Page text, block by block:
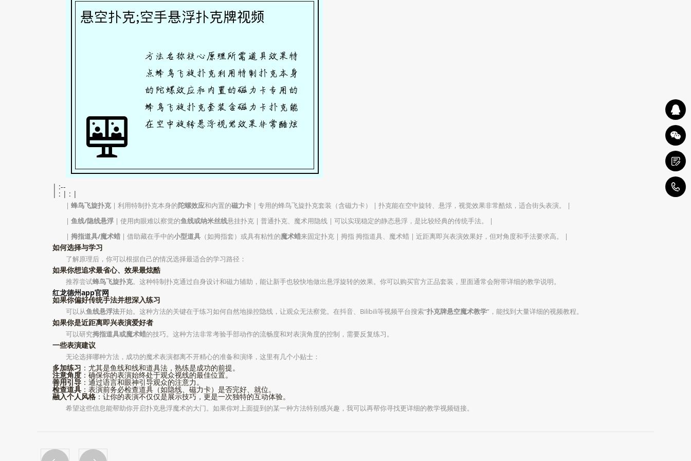
| :--
| : | : |
| 蜂鸟飞旋扑克 | 利用特制扑克本身的陀螺效应和内置的磁力卡 | 专用的蜂鸟飞旋扑克套装（含磁力卡） | 扑克能在空中旋转、悬浮，视觉效果非常酷炫，适合街头表演。 |
| 鱼线/隐线悬浮 | 使用肉眼难以察觉的鱼线或纳米丝线悬挂扑克 | 普通扑克、魔术用隐线 | 可以实现稳定的静态悬浮，是比较经典的传统手法。 |
| 拇指道具/魔术蜡 | 借助藏在手中的小型道具 （如拇指套）或具有粘性的魔术蜡来固定扑克 | 拇指 拇指道具、魔术蜡 | 近距离即兴表演效果好，但对角度和手法要求高。 |
如何选择与学习
了解原理后，你可以根据自己的情况选择最适合的学习路径：
如果你想追求最省心、效果最炫酷
推荐尝试蜂鸟飞旋扑克。这种特制扑克通过自身设计和磁力辅助，能让新手也较快地做出悬浮旋转的效果。你可以购买官方正品套装，里面通常会附带详细的教学说明。
红龙德州app官网
如果你偏好传统手法并想深入练习
可以从鱼线悬浮法开始。这种方法的关键在于练习如何自然地操控隐线，让观众无法察觉。在抖音、Bilibili等视频平台搜索“扑克牌悬空魔术教学”，能找到大量详细的视频教程。
如果你是近距离即兴表演爱好者
可以研究拇指道具或魔术蜡的技巧。这种方法非常考验手部动作的流畅度和对表演角度的控制，需要反复练习。
一些表演建议
无论选择哪种方法，成功的魔术表演都离不开精心的准备和演绎，这里有几个小贴士：
多加练习 ：尤其是鱼线和线和道具法，熟练是成功的前提。
注意角度 ：确保你的表演始终处于观众视线的最佳位置。
善用引导 ：通过语言和眼神引导观众的注意力。
检查道具 ：表演前务必检查道具（如隐线、磁力卡）是否完好、就位。
融入个人风格：让你的表演不仅仅是展示技巧，更是一次独特的互动体验。
希望这些信息能帮助你开启扑克悬浮魔术的大门。如果你对上面提到的某一种方法特别感兴趣，我可以再帮你寻找更详细的教学视频链接。